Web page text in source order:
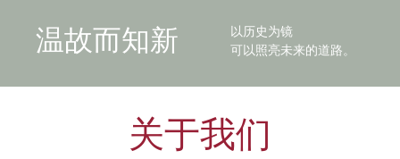
温故而知新
以历史为镜
可以照亮未来的道路。
关于我们